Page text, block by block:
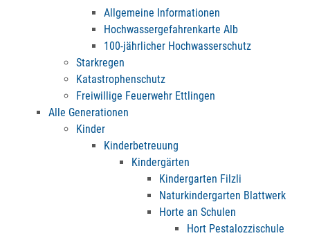
Allgemeine Informationen
Hochwassergefahrenkarte Alb
100-jährlicher Hochwasserschutz
Starkregen
Katastrophenschutz
Freiwillige Feuerwehr Ettlingen
Alle Generationen
Kinder
Kinderbetreuung
Kindergärten
Kindergarten Filzli
Naturkindergarten Blattwerk
Horte an Schulen
Hort Pestalozzischule